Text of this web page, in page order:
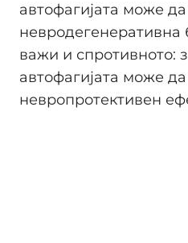
автофагијата може
невродегенеративна
важи и спротивното:
автофагијата може
невропротективен